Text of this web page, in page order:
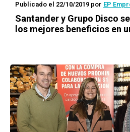
Publicado el 22/10/2019 por EP
Santander y Grupo Disco
los mejores beneficios en